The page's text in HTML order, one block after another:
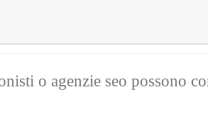
o agenzie seo possono